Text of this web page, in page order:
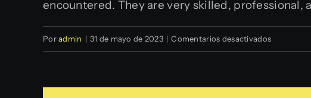
encountered. They are very skilled, professional,
Poradmin | 31 de mayo de 2023 | Comentarios desactivadosen